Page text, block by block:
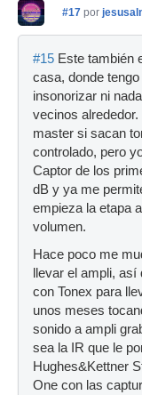
#17 por
#15 Este también
casa, donde
insonorizar ni
vecinos
master si sacan
controlado, pero
Captor de los
dB y ya me
empieza la etapa
volumen.
Hace poco me
llevar el ampli, así
con Tonex para
unos meses
sonido a ampli
sea la IR que le
Hughes&Kettner
One con las